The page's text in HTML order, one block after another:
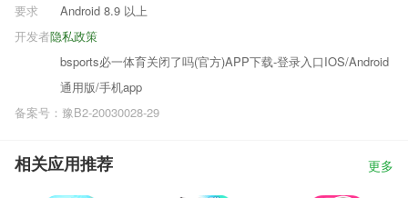
要求
Android 8.9 以上
隐私政策
开发者
bsports必一体育关闭了吗(官方)APP下载-登录入口IOS/Android
通用版/手机app
备案号：豫B2-20030028-29
相关应用推荐 更多